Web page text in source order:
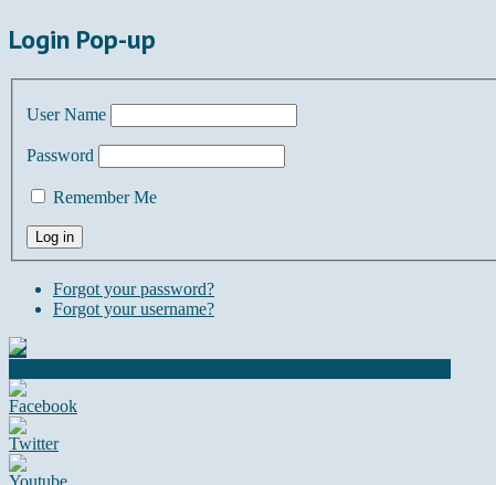
Login Pop-up
User Name
Password
Remember Me
Forgot your password?
Forgot your username?